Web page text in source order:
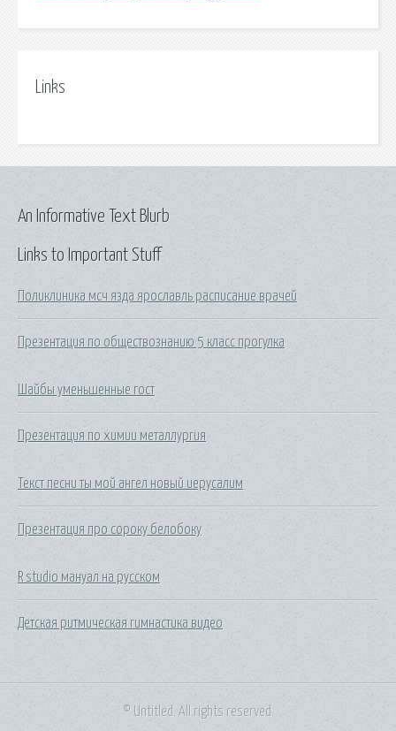
Links
Links to Important Stuff
Поликлиника мсч язда ярославль расписание врачей
Презентация по обществознанию 5 класс прогулка
Шайбы уменьшенные гост
Презентация по химии металлургия
Текст песни ты мой ангел новый иерусалим
Презентация про сороку белобоку
R studio мануал на русском
Детская ритмическая гимнастика видео
An Informative Text Blurb
© Untitled. All rights reserved.